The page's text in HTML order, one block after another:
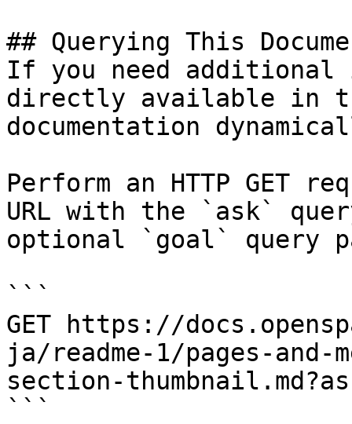
## Querying This
If you need
directly available in
documentation
Perform an HTTP GET
URL with the `ask`
optional `goal` query
```
GET https://
ja/readme-1/pages-and-
section-
```